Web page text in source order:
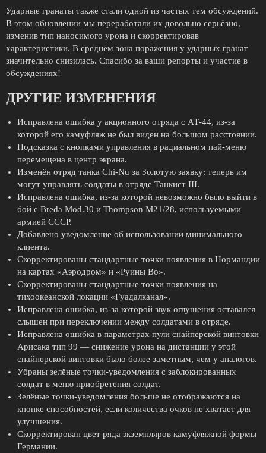
Ударные гранаты также стали одной из частых тем обсуждений.
В этом обновлении мы переработали их довольно серьёзно,
изменив тип наносимого урона и скорректировав
характеристики. В среднем зона поражения у ударных гранат
значительно снизилась. Спасибо за ваши репорты и участие в
обсуждениях!
ДРУГИЕ ИЗМЕНЕНИЯ
Исправлена ошибка у акционного отряда с АТ-44, из-за
которой его камуфляж не был виден на большом расстоянии.
Подсказка с кнопками управления в радиальном пай-меню
перемещена в центр экрана.
Изменён отряд танка Chi-Nu за Золотую заявку: теперь им
могут управлять солдаты в отряде Танкист III.
Исправлена ошибка, из-за которой невозможно было выйти в
бой с Breda Mod.30 и Thompson M21/28, используемыми
армией СССР.
Добавлено уведомление об использовании минимального
клиента.
Скорректированы стандартные точки появления в Нормандии
на картах «Аэродром» и «Руины Во».
Скорректированы стандартные точки появления на
тихоокеанской локации «Гуадалканал».
Исправлена ошибка, из-за которой звук оглушения оставался
слышен при переключении между солдатами в отряде.
Исправлена ошибка в параметрах пули снайперской винтовки
Арисака тип 99 — снижение урона на дистанции у этой
снайперской винтовки было более заметным, чем у аналогов.
Убраны зелёные точки-уведомления с заблокированных
солдат в меню приобретения солдат.
Зелёные точки-уведомления больше не отображаются на
кнопке способностей, если количества очков не хватает для
улучшения.
Скорректирован цвет ряда экземпляров камуфляжной формы
Германии.